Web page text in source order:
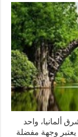
ألمانيا، واحد
يعتبر وجهة مفضلة